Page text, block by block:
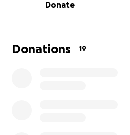
die mir auf unglaubliche Weise
Der Alltag ist schwierig für mich
Donate
Donations 19